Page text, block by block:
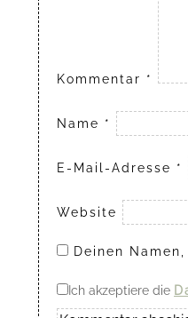
Kommentar *
Name *
E-Mail-Adresse *
Website
Deinen
Ich akzeptiere die